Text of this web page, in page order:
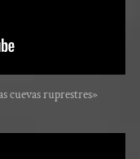
cuevas ruprestres»